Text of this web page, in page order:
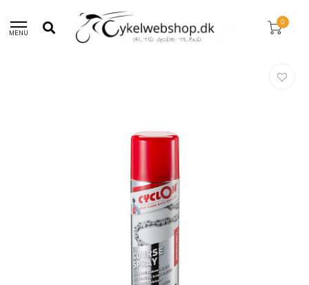
MENU
0
30 dages returret!
/ Cyclon Course All Weather Spray 250ml